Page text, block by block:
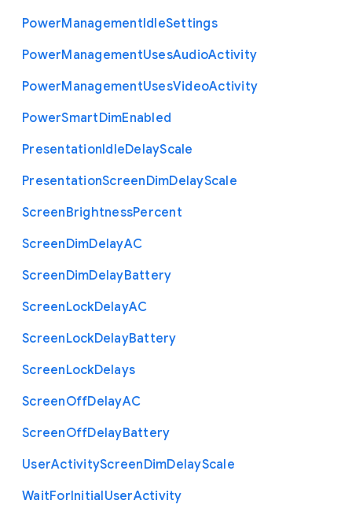
PowerManagementIdleSettings
PowerManagementUsesAudioActivity
PowerManagementUsesVideoActivity
PowerSmartDimEnabled
PresentationIdleDelayScale
PresentationScreenDimDelayScale
ScreenBrightnessPercent
ScreenDimDelayAC
ScreenDimDelayBattery
ScreenLockDelayAC
ScreenLockDelayBattery
ScreenLockDelays
ScreenOffDelayAC
ScreenOffDelayBattery
UserActivityScreenDimDelayScale
WaitForInitialUserActivity